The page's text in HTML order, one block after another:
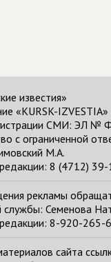
известия»
«KURSK-IZVESTIA»
СМИ: ЭЛ №
с ограниченной
М.А.
8 (4712)
рекламы
Семенова
8-920-
сайта